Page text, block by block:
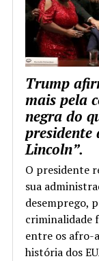
Trump
mais pela
negra do
presidente
Lincoln”.
O presidente
sua
desemprego,
criminalidade
entre os afro-
história dos